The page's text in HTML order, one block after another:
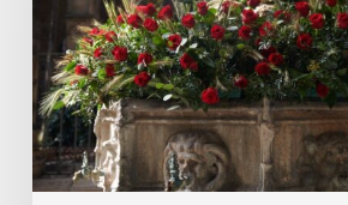
Cloister
for
St.
George’s
Day